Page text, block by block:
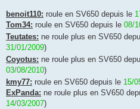
benoit110: roule en SV650 depuis le
Tom34: roule en SV650 depuis le 08/
Teutates: ne roule plus en SV650
31/01/2009)
Coyotus: ne roule plus en SV650
03/08/2010)
kmy77: roule en SV650 depuis le 15/
ExPanda: ne roule plus en SV650
14/03/2007)